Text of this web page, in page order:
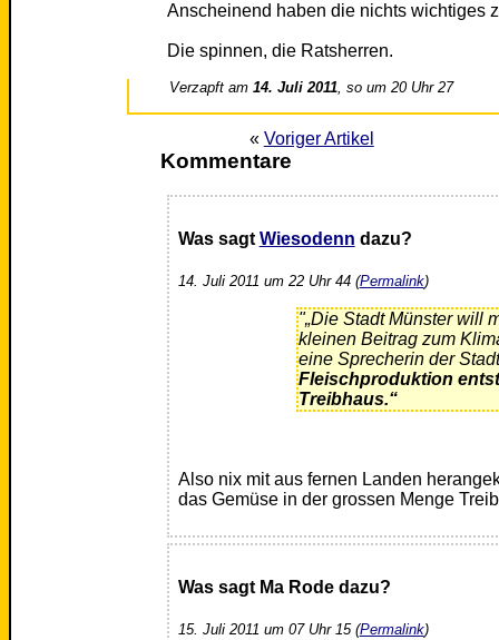
Anscheinend haben die nichts wichtiges
Die spinnen, die Ratsherren.
Verzapft am14. Juli 2011, so um 20 Uhr 27
« Voriger Artikel
Kommentare
Was sagt Wiesodenn dazu?
14. Juli 2011 um 22 Uhr 44 (Permalink)
"„Die Stadt Münster will
kleinen Beitrag zum
eine Sprecherin der
Fleischproduktion
Treibhaus.“
Also nix mit aus fernen Landen
das Gemüse in der grossen Menge
Was sagt Ma Rode dazu?
15. Juli 2011 um 07 Uhr 15 (Permalink)